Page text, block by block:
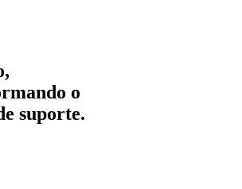
o
suporte.